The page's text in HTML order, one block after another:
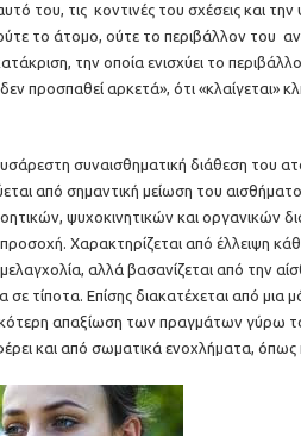
του, τις κοντινές του σχέσεις και
το άτομο, ούτε το περιβάλλον του
την οποία ενισχύει το
προσπαθεί αρκετά», ότι «κλαίγεται»
συναισθηματική διάθεση του
από σημαντική μείωση του
ψυχοκινητικών και οργανικών
προσοχή. Χαρακτηρίζεται από έλλειψη
αλλά βασανίζεται από την
σε τίποτα. Επίσης διακατέχεται από
απαξίωση των πραγµάτων γύρω
και από σωµατικά ενοχλήµατα,